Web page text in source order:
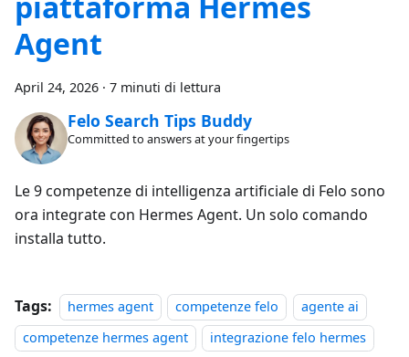
Agent
April 24, 2026 · 7 minuti di lettura
Felo Search Tips Buddy
Committed to answers at your fingertips
Le 9 competenze di intelligenza artificiale di Felo sono
ora integrate con Hermes Agent. Un solo comando
installa tutto.
Tags: hermes agent competenze felo
agente ai
competenze hermes agent
integrazione felo hermes